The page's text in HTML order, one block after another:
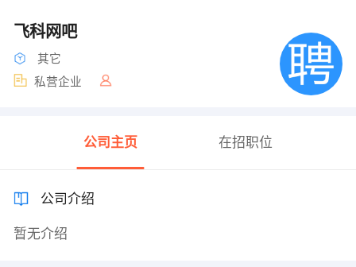
飞科网吧
其它
私营企业
公司主页 在招职位
公司介绍
暂无介绍